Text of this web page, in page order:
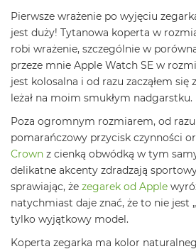
S
r
e
b
r
n
y
W
e
ł
u
g
p
j
Pierwsze wrażenie po wyjęciu
jest duży! Tytanowa koperta w
robi wrażenie, szczególnie w
przeze mnie Apple Watch SE w
jest kolosalna i od razu zacząłem się
leżał na moim smukłym nadgarstku.
Poza ogromnym rozmiarem, od
pomarańczowy przycisk czynności
Crown z cienką obwódką w tym
delikatne akcenty zdradzają
sprawiając, że zegarek od Apple
natychmiast daje znać, że to nie jest
tylko wyjątkowy model.
Koperta zegarka ma kolor